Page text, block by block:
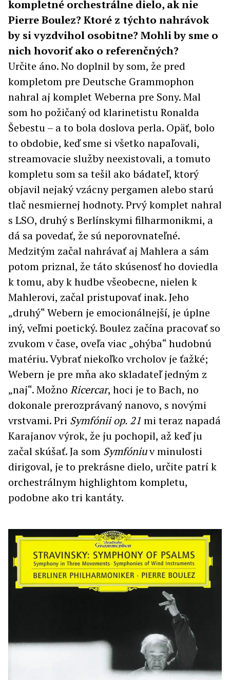
kompletné orchestrálne dielo, ak nie
Pierre Boulez? Ktoré z týchto nahrávok
by si vyzdvihol osobitne? Mohli by sme o
nich hovoriť ako o referenčných?
Určite áno. No doplnil by som, že pred
kompletom pre Deutsche Grammophon
nahral aj komplet Weberna pre Sony. Mal
som ho požičaný od klarinetistu Ronalda
Šebestu – a to bola doslova perla. Opäť, bolo
to obdobie, keď sme si všetko napaľovali,
streamovacie služby neexistovali, a tomuto
kompletu som sa tešil ako bádateľ, ktorý
objavil nejaký vzácny pergamen alebo starú
tlač nesmiernej hodnoty. Prvý komplet nahral
s LSO, druhý s Berlínskymi filharmonikmi, a
dá sa povedať, že sú neporovnateľné.
Medzitým začal nahrávať aj Mahlera a sám
potom priznal, že táto skúsenosť ho doviedla
k tomu, aby k hudbe všeobecne, nielen k
Mahlerovi, začal pristupovať inak. Jeho
„druhý“ Webern je emocionálnejší, je úplne
iný, veľmi poetický. Boulez začína pracovať so
zvukom v čase, oveľa viac „ohýba“ hudobnú
matériu. Vybrať niekoľko vrcholov je ťažké;
Webern je pre mňa ako skladateľ jedným z
„naj“. Možno Ricercar, hoci je to Bach, no
dokonale prerozprávaný nanovo, s novými
vrstvami. Pri Symfónii op. 21 mi teraz napadá
Karajanov výrok, že ju pochopil, až keď ju
začal skúšať. Ja som Symfóniuv minulosti
dirigoval, je to prekrásne dielo, určite patrí k
orchestrálnym highlightom kompletu,
podobne ako tri kantáty.